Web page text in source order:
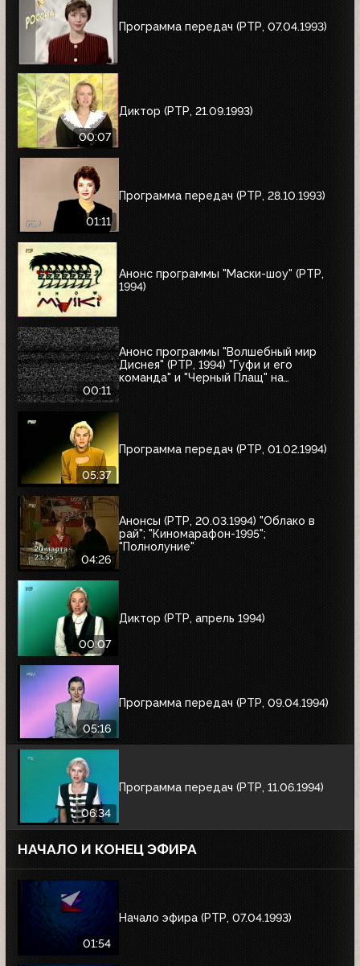
Программа передач (РТР, 07.04.1993)
00:07
Диктор (РТР, 21.09.1993)
01:11
Программа передач (РТР, 28.10.1993)
Анонс программы "Маски-шоу" (РТР,
1994)
00:11
Анонс программы "Волшебный мир
Диснея" (РТР, 1994) "Гуфи и его
команда" и "Черный Плащ" на
05:37
Программа передач (РТР, 01.02.1994)
04:26
Анонсы (РТР, 20.03.1994) "Облако в
рай"; "Киномарафон-1995";
"Полнолуние"
00:07
Диктор (РТР, апрель 1994)
05:16
Программа передач (РТР, 09.04.1994)
06:34
Программа передач (РТР, 11.06.1994)
НАЧАЛО И КОНЕЦ ЭФИРА
01:54
Начало эфира (РТР, 07.04.1993)